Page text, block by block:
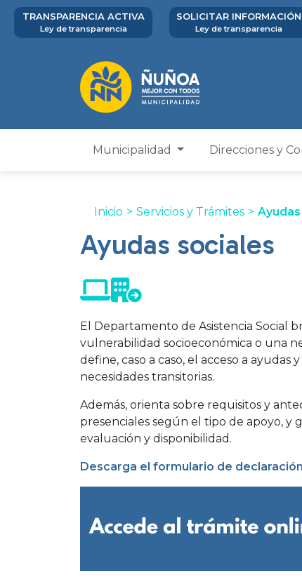
TRANSPARENCIA ACTIVA
Ley de transparencia
SOLICITAR INFORMACIÓN
Ley de transparencia
Municipalidad Direcciones y
Inicio > Servicios y Trámites >
Ayudas sociales
El Departamento de Asistencia Social
vulnerabilidad socioeconómica o una
define, caso a caso, el acceso a
necesidades transitorias.
Además, orienta sobre requisitos y
presenciales según el tipo de apoyo, y
evaluación y disponibilidad.
Descarga el formulario de